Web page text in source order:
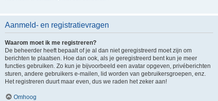
Aanmeld- en registratievragen
Waarom moet ik me registreren?
De beheerder heeft bepaalt of je al dan niet geregistreerd moet zijn om
berichten te plaatsen. Hoe dan ook, als je geregistreerd bent kun je meer
functies gebruiken. Zo kun je bijvoorbeeld een avatar opgeven, privéberichten
sturen, andere gebruikers e-mailen, lid worden van gebruikersgroepen, enz.
Het registreren duurt maar even, dus we raden het zeker aan!
Omhoog